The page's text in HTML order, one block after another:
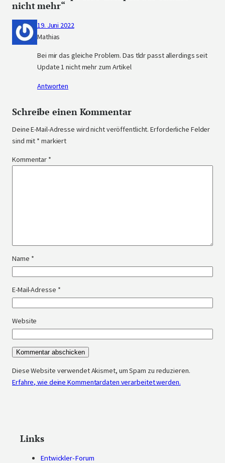
nicht mehr“
19. Juni 2022
Mathias
Bei mir das gleiche Problem. Das tldr passt allerdings seit
Update 1 nicht mehr zum Artikel
Antworten
Schreibe einen Kommentar
Deine E-Mail-Adresse wird nicht veröffentlicht. Erforderliche Felder
sind mit * markiert
Kommentar *
Name *
E-Mail-Adresse *
Website
Diese Website verwendet Akismet, um Spam zu reduzieren.
Erfahre, wie deine Kommentardaten verarbeitet werden.
Links
Entwickler-Forum